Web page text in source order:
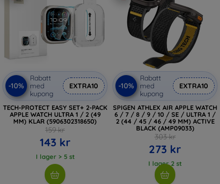
-10%
Rabatt
med
kupong
EXTRA10
TECH-PROTECT EASY SET+ 2-PACK
APPLE WATCH ULTRA 1 / 2 (49
MM) KLAR (5906302318650)
159 kr
143 kr
I lager > 5 st
-10%
Rabatt
med
kupong
EXTRA10
SPIGEN ATHLEX AIR APPLE WATCH
6 / 7 / 8 / 9 / 10 / SE / ULTRA 1 /
2 (44 / 45 / 46 / 49 MM) ACTIVE
BLACK (AMP09033)
303 kr
273 kr
I lager 2 st